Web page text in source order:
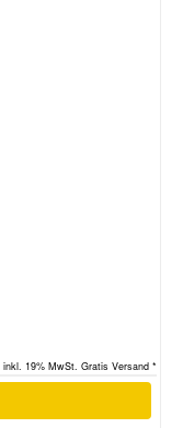
inkl. 19% MwSt. Gratis Versand *